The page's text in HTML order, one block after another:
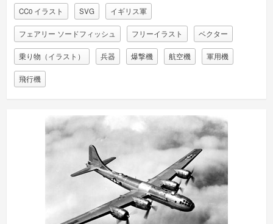
CC0 イラスト SVG イギリス軍
フェアリー ソードフィッシュ フリーイラスト ベクター
乗り物（イラスト） 兵器 爆撃機 航空機 軍用機
飛行機